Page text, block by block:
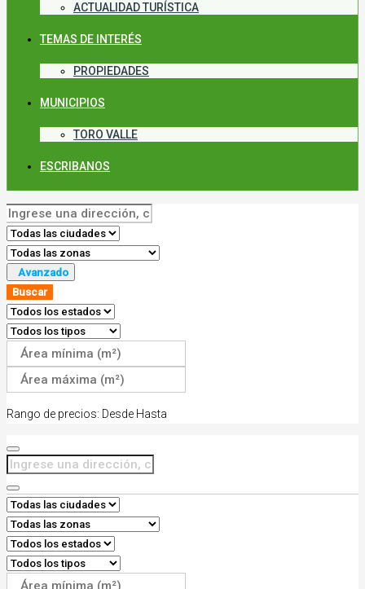
ACTUALIDAD TURÍSTICA
TEMAS DE INTERÉS
PROPIEDADES
MUNICIPIOS
TORO VALLE
ESCRIBANOS
Avanzado
Buscar
Rango de precios: Desde Hasta